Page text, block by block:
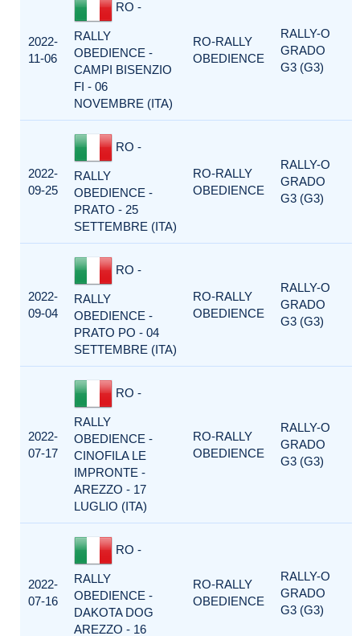
2022-
11-06
RO -
RALLY
OBEDIENCE -
CAMPI BISENZIO
FI - 06
NOVEMBRE (ITA)
RO-RALLY
OBEDIENCE
RALLY-O
GRADO
G3 (G3)
2022-
09-25
RO -
RALLY
OBEDIENCE -
PRATO - 25
SETTEMBRE (ITA)
RO-RALLY
OBEDIENCE
RALLY-O
GRADO
G3 (G3)
2022-
09-04
RO -
RALLY
OBEDIENCE -
PRATO PO - 04
SETTEMBRE (ITA)
RO-RALLY
OBEDIENCE
RALLY-O
GRADO
G3 (G3)
2022-
07-17
RO -
RALLY
OBEDIENCE -
CINOFILA LE
IMPRONTE -
AREZZO - 17
LUGLIO (ITA)
RO-RALLY
OBEDIENCE
RALLY-O
GRADO
G3 (G3)
2022-
07-16
RO -
RALLY
OBEDIENCE -
DAKOTA DOG
AREZZO - 16
RO-RALLY
OBEDIENCE
RALLY-O
GRADO
G3 (G3)